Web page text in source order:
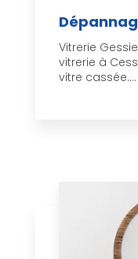
Vitrerie
vitrerie à
vitre cassée....